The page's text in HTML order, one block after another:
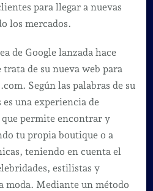
para llegar a nuevas
los mercados.
de Google lanzada hace
de su nueva web para
Según las palabras de su
una experiencia de
permite encontrar y
tu propia boutique o a
teniendo en cuenta el
estilistas y
moda. Mediante un método